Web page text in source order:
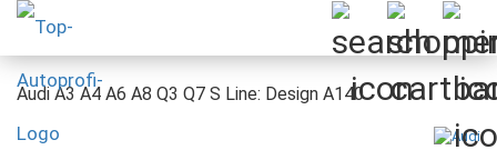
Audi A3 A4 A6 A8 Q3 Q7 S Line: Design A140